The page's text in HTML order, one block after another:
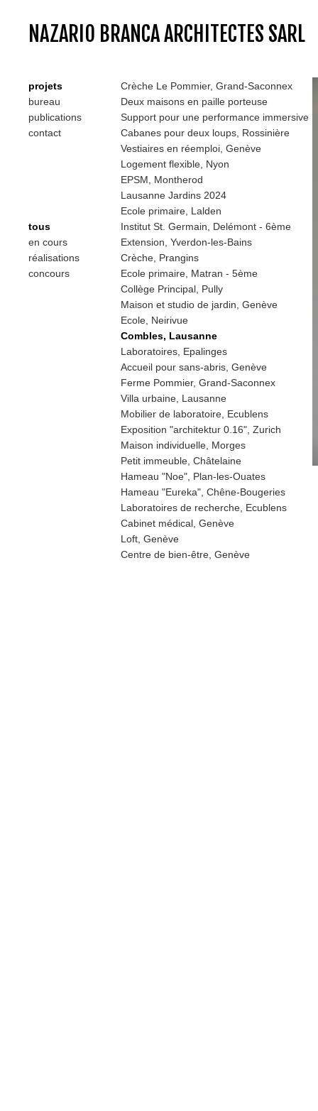
NAZARIO BRANCA ARCHITECTES SARL
projets
bureau
publications
contact
tous
en cours
réalisations
concours
Crèche Le Pommier, Grand-Saconnex
Deux maisons en paille porteuse
Support pour une performance immersive
Cabanes pour deux loups, Rossinière
Vestiaires en réemploi, Genève
Logement flexible, Nyon
EPSM, Montherod
Lausanne Jardins 2024
Ecole primaire, Lalden
Institut St. Germain, Delémont - 6ème
Extension, Yverdon-les-Bains
Crèche, Prangins
Ecole primaire, Matran - 5ème
Collège Principal, Pully
Maison et studio de jardin, Genève
Ecole, Neirivue
Combles, Lausanne
Laboratoires, Epalinges
Accueil pour sans-abris, Genève
Ferme Pommier, Grand-Saconnex
Villa urbaine, Lausanne
Mobilier de laboratoire, Ecublens
Exposition "architektur 0.16", Zurich
Maison individuelle, Morges
Petit immeuble, Châtelaine
Hameau "Noe", Plan-les-Ouates
Hameau "Eureka", Chêne-Bougeries
Laboratoires de recherche, Ecublens
Cabinet médical, Genève
Loft, Genève
Centre de bien-être, Genève